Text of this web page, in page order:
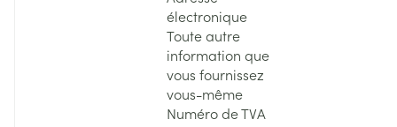
électronique
Toute autre
information que
vous fournissez
vous-même
Numéro de TVA